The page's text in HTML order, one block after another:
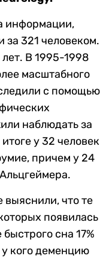
информации,
321 человеком.
В 1995-1998
масштабного
с помощью
наблюдать за
у 32 человек
причем у 24
выяснили, что те
появилась
сна 17%
у кого деменцию